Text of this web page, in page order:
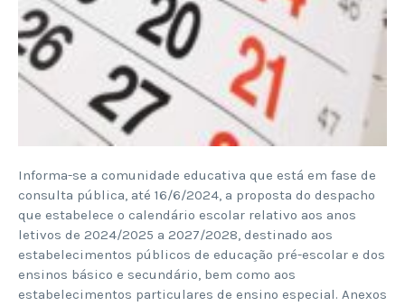
Informa-se a comunidade educativa que está em fase de
consulta pública, até 16/6/2024, a proposta do despacho
que estabelece o calendário escolar relativo aos anos
letivos de 2024/2025 a 2027/2028, destinado aos
estabelecimentos públicos de educação pré-escolar e dos
ensinos básico e secundário, bem como aos
estabelecimentos particulares de ensino especial. Anexos